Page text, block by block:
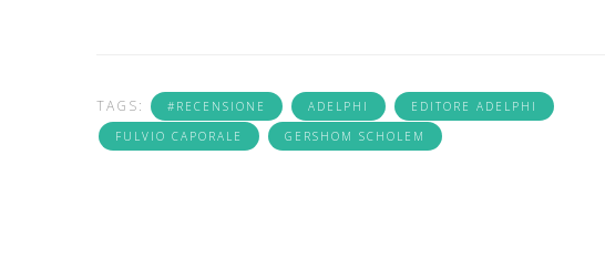
TAGS: #RECENSIONE ADELPHI
EDITORE ADELPHI
FULVIO CAPORALE
GERSHOM SCHOLEM